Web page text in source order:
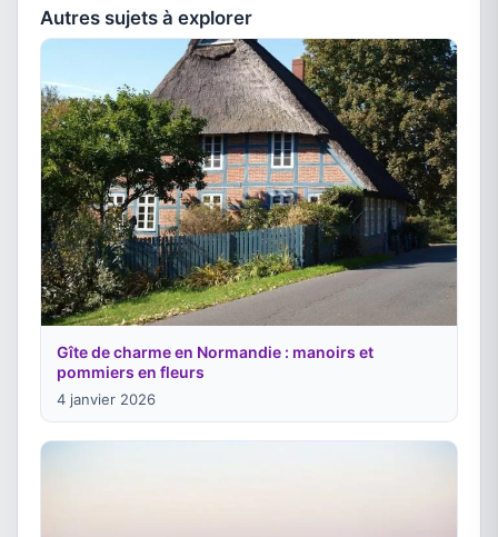
Autres sujets à explorer
Gîte de charme en Normandie : manoirs et
pommiers en fleurs
4 janvier 2026